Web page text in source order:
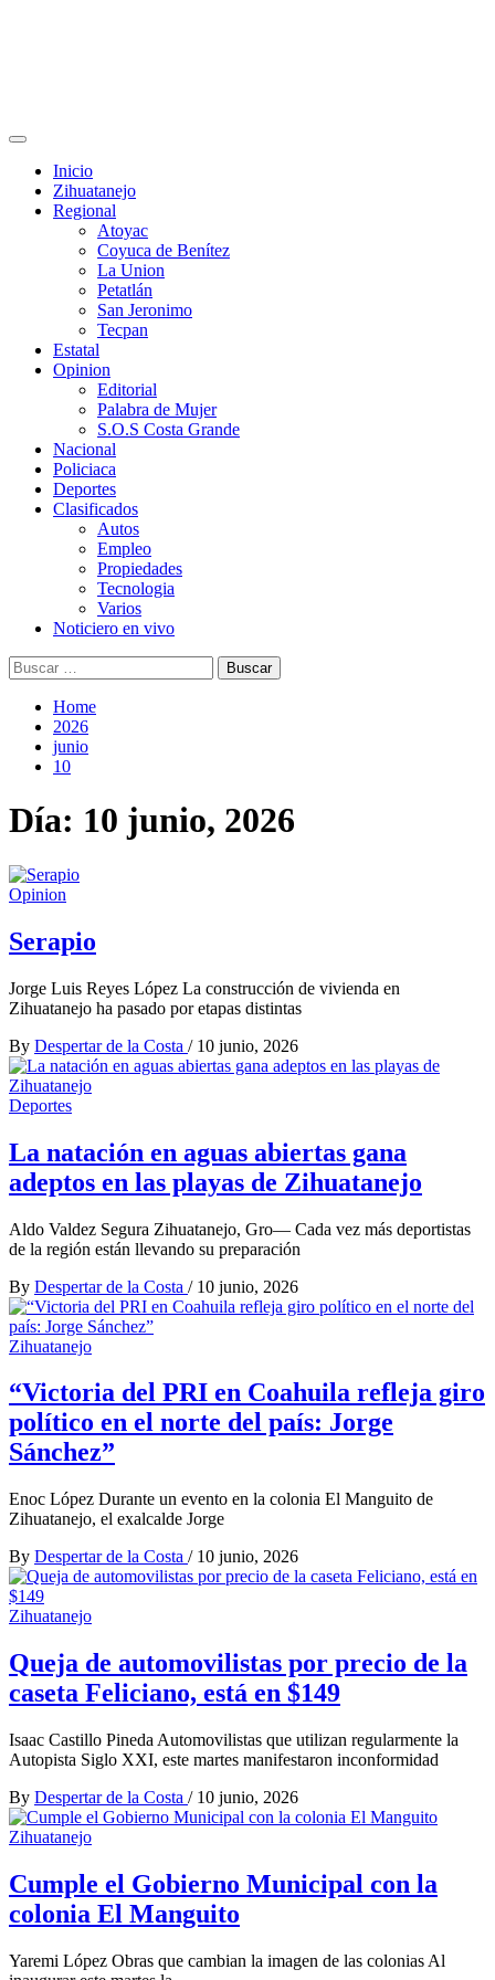
Primary
Inicio
Zihuatanejo
Regional
Atoyac
Coyuca de Benítez
La Union
Petatlán
San Jeronimo
Tecpan
Estatal
Opinion
Editorial
Palabra de Mujer
S.O.S Costa Grande
Nacional
Policiaca
Deportes
Clasificados
Autos
Empleo
Propiedades
Tecnologia
Varios
Noticiero en vivo
Buscar:
Home
2026
junio
10
Día: 10 junio, 2026
Opinion
Serapio
Jorge Luis Reyes López La construcción de vivienda en
Zihuatanejo ha pasado por etapas distintas
By Despertar de la Costa / 10 junio, 2026
Deportes
La natación en aguas abiertas gana
adeptos en las playas de Zihuatanejo
Aldo Valdez Segura Zihuatanejo, Gro— Cada vez más deportistas
de la región están llevando su preparación
By Despertar de la Costa / 10 junio, 2026
Zihuatanejo
“Victoria del PRI en Coahuila refleja giro
político en el norte del país: Jorge
Sánchez”
Enoc López Durante un evento en la colonia El Manguito de
Zihuatanejo, el exalcalde Jorge
By Despertar de la Costa / 10 junio, 2026
Zihuatanejo
Queja de automovilistas por precio de la
caseta Feliciano, está en $149
Isaac Castillo Pineda Automovilistas que utilizan regularmente la
Autopista Siglo XXI, este martes manifestaron inconformidad
By Despertar de la Costa / 10 junio, 2026
Zihuatanejo
Cumple el Gobierno Municipal con la
colonia El Manguito
Yaremi López Obras que cambian la imagen de las colonias Al